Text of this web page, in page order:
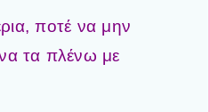
ποτέ να μην
τα πλένω με